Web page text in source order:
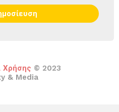
Χρήσης © 2023
& Media